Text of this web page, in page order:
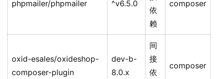
phpmailer/phpmailer ^v6.5.0
依
赖
composer
oxid-esales/oxideshop-
composer-plugin
dev-b-
8.0.x
间
接
依
composer